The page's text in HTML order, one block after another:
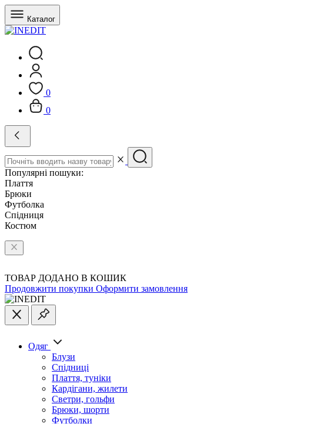
Каталог
0
0
Популярні пошуки:
Плаття
Брюки
Футболка
Спідниця
Костюм
ТОВАР ДОДАНО В КОШИК
Продовжити покупки Оформити замовлення
Одяг
Блузи
Спідниці
Плаття, туніки
Кардігани, жилети
Светри, гольфи
Брюки, шорти
Футболки